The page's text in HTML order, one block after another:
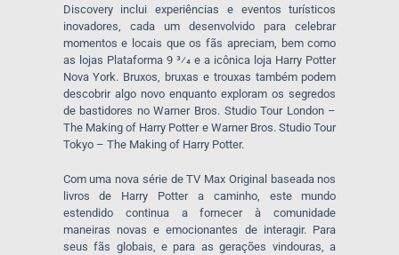
Discovery inclui experiências e eventos turísticos
inovadores, cada um desenvolvido para celebrar
momentos e locais que os fãs apreciam, bem como
as lojas Plataforma 9 3⁄4 e a icônica loja Harry Potter
Nova York. Bruxos, bruxas e trouxas também podem
descobrir algo novo enquanto exploram os segredos
de bastidores no Warner Bros. Studio Tour London –
The Making of Harry Potter e Warner Bros. Studio Tour
Tokyo – The Making of Harry Potter.
Com uma nova série de TV Max Original baseada nos
livros de Harry Potter a caminho, este mundo
estendido continua a fornecer à comunidade
maneiras novas e emocionantes de interagir. Para
seus fãs globais, e para as gerações vindouras, a